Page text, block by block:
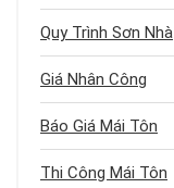
Quy Trình Sơn Nhà
Giá Nhân Công
Báo Giá Mái Tôn
Thi Công Mái Tôn